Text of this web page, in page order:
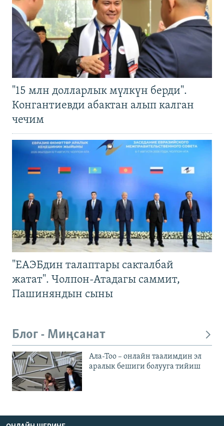
"15 млн долларлык мүлкүн берди".
Конгантиевди абактан алып калган
чечим
"ЕАЭБдин талаптары сакталбай
жатат". Чолпон-Атадагы саммит,
Пашиняндын сыны
Блог - Миңсанат
Ала-Тоо – онлайн таалимдин эл
аралык бешиги болууга тийиш